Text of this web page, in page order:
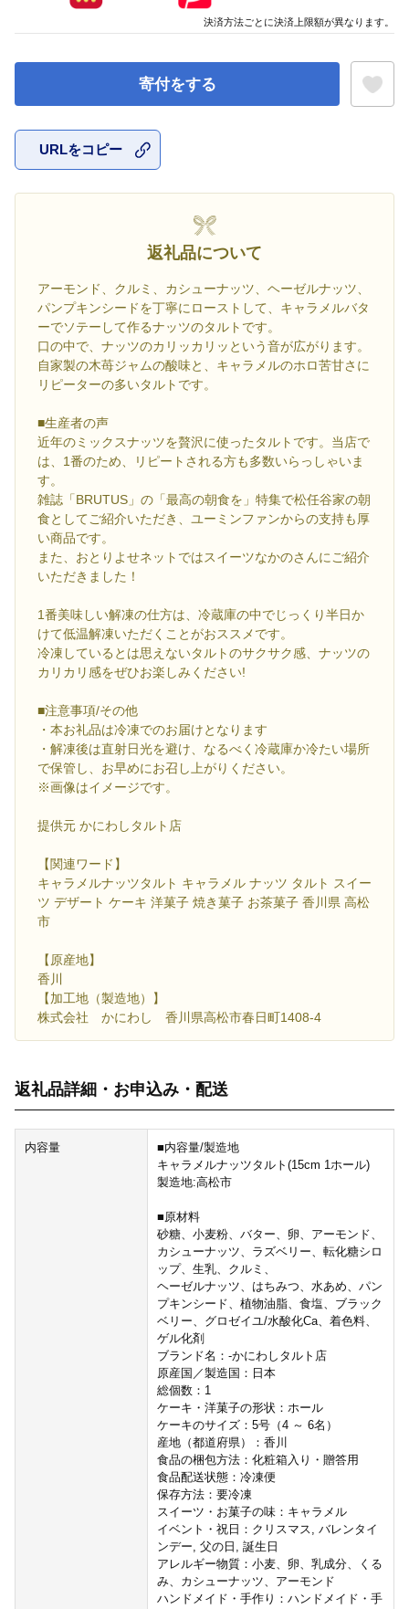
寄付をする
URLをコピー
返礼品について
アーモンド、クルミ、カシューナッツ、ヘーゼルナッツ、
パンプキンシードを丁寧にローストして、キャラメルバタ
ーでソテーして作るナッツのタルトです。
口の中で、ナッツのカリッカリッという音が広がります。
自家製の木苺ジャムの酸味と、キャラメルのホロ苦甘さに
リピーターの多いタルトです。
■生産者の声
近年のミックスナッツを贅沢に使ったタルトです。当店で
は、1番のため、リピートされる方も多数いらっしゃいま
す。
雑誌「BRUTUS」の「最高の朝食を」特集で松任谷家の朝
食としてご紹介いただき、ユーミンファンからの支持も厚
い商品です。
また、おとりよせネットではスイーツなかのさんにご紹介
いただきました！
1番美味しい解凍の仕方は、冷蔵庫の中でじっくり半日か
けて低温解凍いただくことがおススメです。
冷凍しているとは思えないタルトのサクサク感、ナッツの
カリカリ感をぜひお楽しみください!
■注意事項/その他
・本お礼品は冷凍でのお届けとなります
・解凍後は直射日光を避け、なるべく冷蔵庫か冷たい場所
で保管し、お早めにお召し上がりください。
※画像はイメージです。
提供元 かにわしタルト店
【関連ワード】
キャラメルナッツタルト キャラメル ナッツ タルト スイー
ツ デザート ケーキ 洋菓子 焼き菓子 お茶菓子 香川県 高松
市
【原産地】
香川
【加工地（製造地）】
株式会社 かにわし 香川県高松市春日町1408-4
返礼品詳細・お申込み・配送
内容量
■内容量/製造地
キャラメルナッツタルト(15cm 1ホール)
製造地:高松市
■原材料
砂糖、小麦粉、バター、卵、アーモンド、
カシューナッツ、ラズベリー、転化糖シロ
ップ、生乳、クルミ、
ヘーゼルナッツ、はちみつ、水あめ、パン
プキンシード、植物油脂、食塩、ブラック
ベリー、グロゼイユ/水酸化Ca、着色料、
ゲル化剤
ブランド名：-かにわしタルト店
原産国／製造国：日本
総個数：1
ケーキ・洋菓子の形状：ホール
ケーキのサイズ：5号（4 ～ 6名）
産地（都道府県）：香川
食品の梱包方法：化粧箱入り・贈答用
食品配送状態：冷凍便
保存方法：要冷凍
スイーツ・お菓子の味：キャラメル
イベント・祝日：クリスマス, バレンタイ
ンデー, 父の日, 誕生日
アレルギー物質：小麦、卵、乳成分、くる
み、カシューナッツ、アーモンド
ハンドメイド・手作り：ハンドメイド・手
決済方法ごとに決済上限額が異なります。